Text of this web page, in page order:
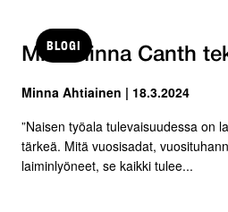
BLOGI
Mitä Minna Canth
Minna Ahtiainen | 18.3.2024
”Naisen työala tulevaisuudessa on
tärkeä. Mitä vuosisadat,
laiminlyöneet, se kaikki tulee...